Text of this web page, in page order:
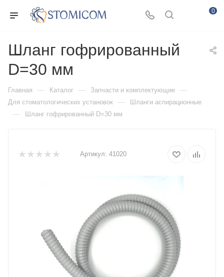
0
Шланг гофрированный
D=30 мм
Главная — Каталог — Запчасти и комплектующие —
Для стоматологических установок — Шланги аспирационные
— Шланг гофрированный D=30 мм
Артикул: 41020